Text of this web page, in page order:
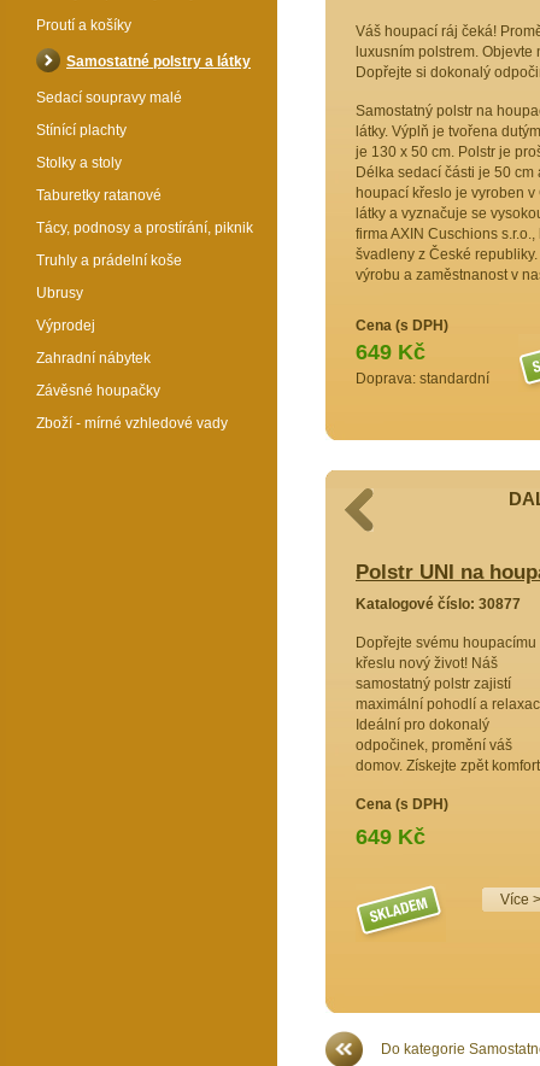
Váš houpací ráj čeká!
luxusním polstrem.
Dopřejte si dokonalý
Samostatný polstr na
látky. Výplň je tvořena
je 130 x 50 cm. Polstr je
Délka sedací části je 50
houpací křeslo je vyroben
látky a vyznačuje se
firma AXIN Cuschions
švadleny z České
výrobu a zaměstnanost v
Cena (s DPH)
649 Kč
Doprava: standardní
Polstr UNI na
Katalogové číslo: 30877
Dopřejte svému houpacímu
křeslu nový život! Náš
samostatný polstr zajistí
maximální pohodlí a
Ideální pro dokonalý
odpočinek, promění váš
domov. Získejte zpět
Cena (s DPH)
649 Kč
Více
Do kategorie
Proutí a košíky
Samostatné polstry a látky
Sedací soupravy malé
Stínící plachty
Stolky a stoly
Taburetky ratanové
Tácy, podnosy a prostírání, piknik
Truhly a prádelní koše
Ubrusy
Výprodej
Zahradní nábytek
Závěsné houpačky
Zboží - mírné vzhledové vady